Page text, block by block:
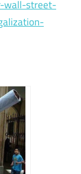
wall-street-